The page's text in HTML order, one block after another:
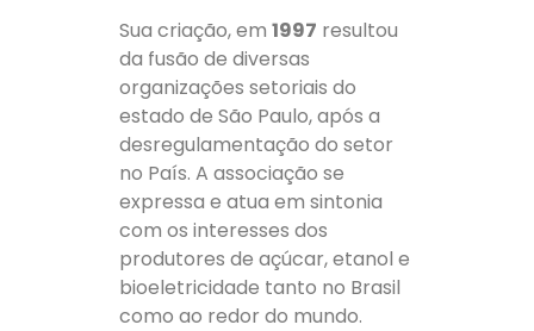
Sua criação, em 1997 resultou
da fusão de diversas
organizações setoriais do
estado de São Paulo, após a
desregulamentação do setor
no País. A associação se
expressa e atua em sintonia
com os interesses dos
produtores de açúcar, etanol e
bioeletricidade tanto no Brasil
como ao redor do mundo.